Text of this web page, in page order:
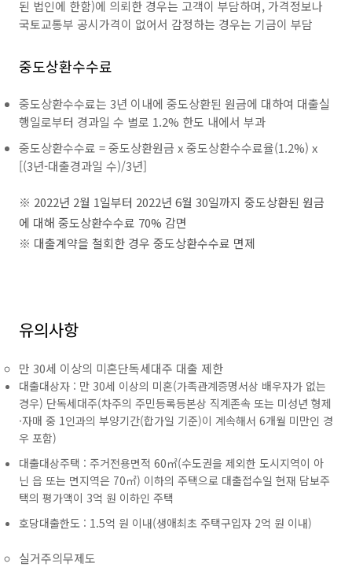
된 법인에 한함)에 의뢰한 경우는 고객이 부담하며, 가격정보나
국토교통부 공시가격이 없어서 감정하는 경우는 기금이 부담
중도상환수수료
중도상환수수료는 3년 이내에 중도상환된 원금에 대하여 대출실
행일로부터 경과일 수 별로 1.2% 한도 내에서 부과
중도상환수수료 = 중도상환원금 x 중도상환수수료율(1.2%) x
[(3년-대출경과일 수)/3년]
※ 2022년 2월 1일부터 2022년 6월 30일까지 중도상환된 원금
에 대해 중도상환수수료 70% 감면
※ 대출계약을 철회한 경우 중도상환수수료 면제
유의사항
만 30세 이상의 미혼단독세대주 대출 제한
대출대상자 : 만 30세 이상의 미혼(가족관계증명서상 배우자가 없는
경우) 단독세대주(차주의 주민등록등본상 직계존속 또는 미성년 형제
·자매 중 1인과의 부양기간(합가일 기준)이 계속해서 6개월 미만인 경
우 포함)
대출대상주택 : 주거전용면적 60㎡(수도권을 제외한 도시지역이 아
닌 읍 또는 면지역은 70㎡) 이하의 주택으로 대출접수일 현재 담보주
택의 평가액이 3억 원 이하인 주택
호당대출한도 : 1.5억 원 이내(생애최초 주택구입자 2억 원 이내)
실거주의무제도